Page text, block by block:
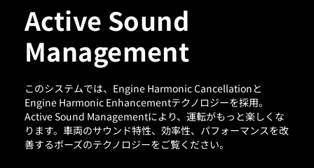
Active Sound
Management
このシステムでは、Engine Harmonic Cancellationと
Engine Harmonic Enhancementテクノロジーを採用。
Active Sound Managementにより、運転がもっと楽しくな
ります。車両のサウンド特性、効率性、パフォーマンスを改
善するボーズのテクノロジーをご覧ください。